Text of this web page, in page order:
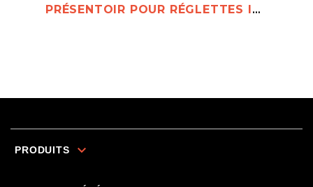
PRÉSENTOIR POUR RÉGLETTES INFRACTIONS ROUTIÈRES
PRODUITS 